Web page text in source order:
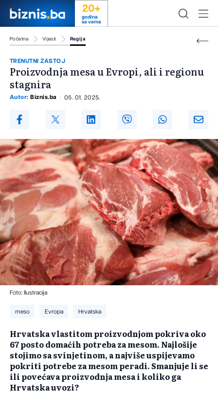
20+
godina
sa vama
Početna Vijesti Regija
TRENUTNI ZASTOJ
Proizvodnja mesa u Evropi, ali i regionu
stagnira
Autor: Biznis.ba 05. 01. 2025.
Foto: Ilustracija
meso Evropa Hrvatska
Hrvatska vlastitom proizvodnjom pokriva oko
67 posto domaćih potreba za mesom. Najlošije
stojimo sa svinjetinom, a najviše uspijevamo
pokriti potrebe za mesom peradi. Smanjuje li se
ili povećava proizvodnja mesa i koliko ga
Hrvatska uvozi?